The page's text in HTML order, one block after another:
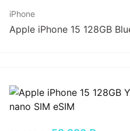
iPhone
Apple iPhone 15 128GB